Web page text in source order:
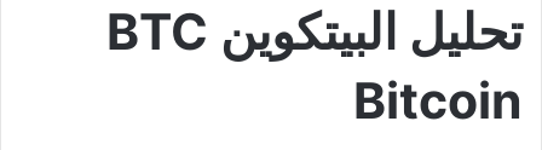
تحليل البيتكوين BTC
Bitcoin